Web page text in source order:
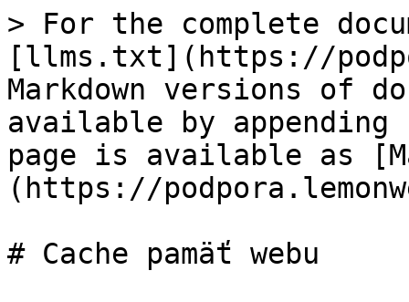
> For the complete
[llms.txt](https://
Markdown versions of
available by
page is available as
(https://
# Cache pamäť webu